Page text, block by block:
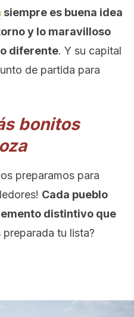
siempre es buena idea
y lo maravilloso
diferente. Y su capital
de partida para
bonitos
preparamos para
Cada pueblo
distintivo que
preparada tu lista?